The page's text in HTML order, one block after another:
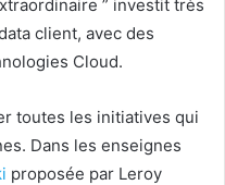
” investit très
client, avec des
Cloud.
toutes les initiatives qui
Dans les enseignes
proposée par Leroy